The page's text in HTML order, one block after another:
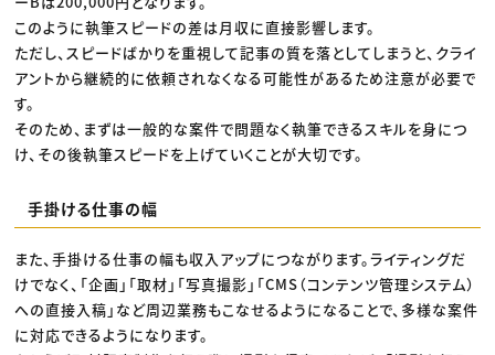
このように執筆スピードの差は月収に直接影響します。
ただし、スピードばかりを重視して記事の質を落としてしまうと、クライ
アントから継続的に依頼されなくなる可能性があるため注意が必要で
す。
そのため、まずは一般的な案件で問題なく執筆できるスキルを身につ
け、その後執筆スピードを上げていくことが大切です。
手掛ける仕事の幅
また、手掛ける仕事の幅も収入アップにつながります。ライティングだ
けでなく、「企画」「取材」「写真撮影」「CMS（コンテンツ管理システム）
への直接入稿」など周辺業務もこなせるようになることで、多様な案件
に対応できるようになります。